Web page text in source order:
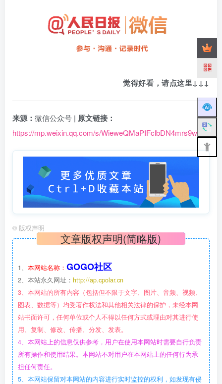
觉得好看，请点这里↓ ↓ ↓
来源： 微信公众号 | 原文链接：
https://mp.weixin.qq.com/s/WieweQMaPIFclbDN4mrs9w
© 版权声明
文章版权声明(简略版)
1、 本网站名称： GOGO社区
2、本站永久网址： http://ap.cpolar.cn
3、本网站的所有内容（包括但不限于文字、图片、音频、视频、
图表、数据等）均受著作权法和其他相关法律的保护，未经本网
站书面许可，任何单位或个人不得以任何方式或理由对其进行使
用、复制、修改、传播、分发、发表。
4、本网站上的信息仅供参考，用户在使用本网站时需要自行负责
所有操作和使用结果。本网站不对用户在本网站上的任何行为承
担任何责任。
5、本网站保留对本网站的内容进行实时监控的权利，如发现有侵